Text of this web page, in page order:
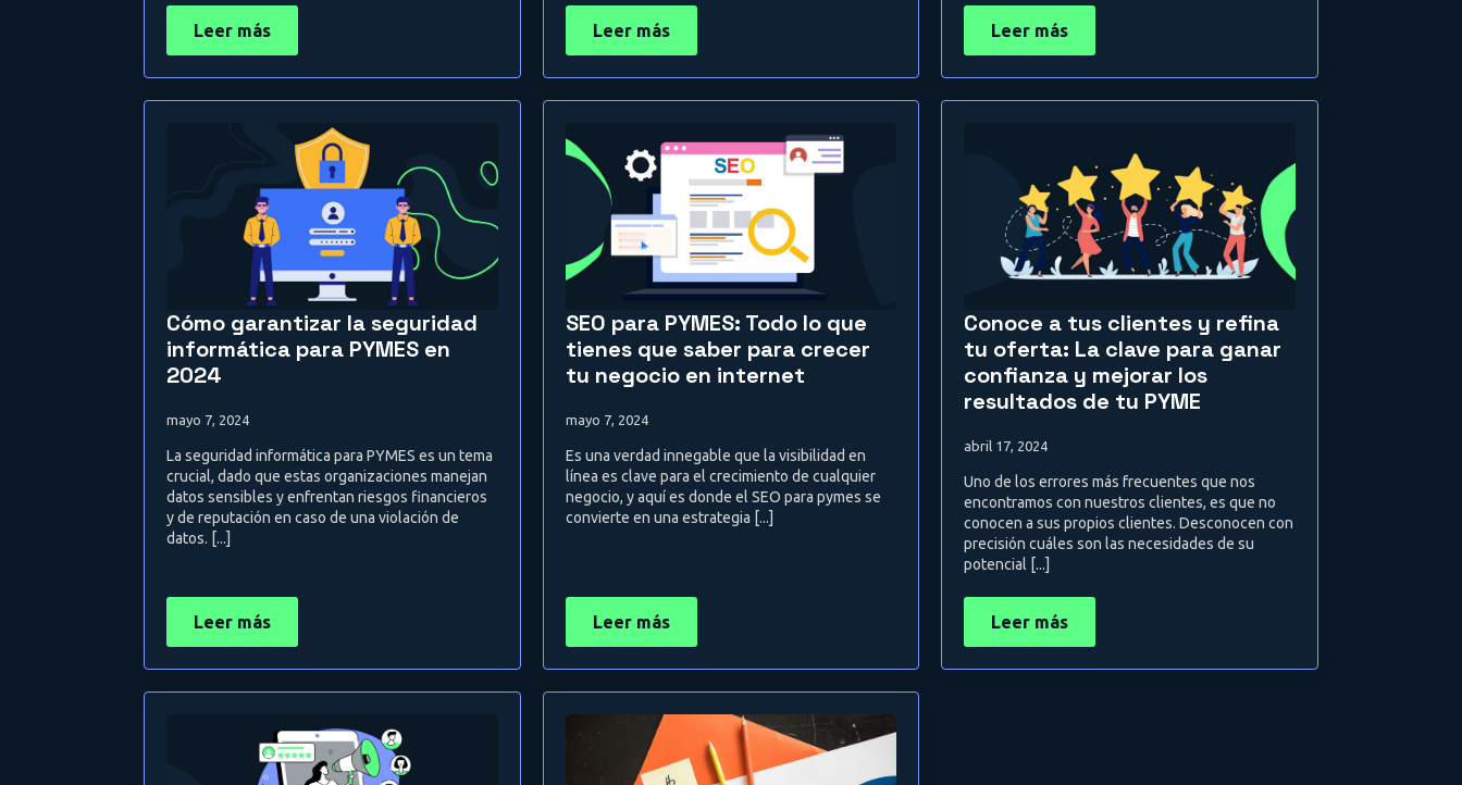
Leer más Leer más Leer más
Cómo garantizar la seguridad
informática para PYMES en
2024
mayo 7, 2024
La seguridad informática para PYMES es un tema
crucial, dado que estas organizaciones manejan
datos sensibles y enfrentan riesgos financieros
y de reputación en caso de una violación de
datos. [...]
Leer más
SEO para PYMES: Todo lo que
tienes que saber para crecer
tu negocio en internet
mayo 7, 2024
Es una verdad innegable que la visibilidad en
línea es clave para el crecimiento de cualquier
negocio, y aquí es donde el SEO para pymes se
convierte en una estrategia [...]
Leer más
Conoce a tus clientes y refina
tu oferta: La clave para ganar
confianza y mejorar los
resultados de tu PYME
abril 17, 2024
Uno de los errores más frecuentes que nos
encontramos con nuestros clientes, es que no
conocen a sus propios clientes. Desconocen con
precisión cuáles son las necesidades de su
potencial [...]
Leer más